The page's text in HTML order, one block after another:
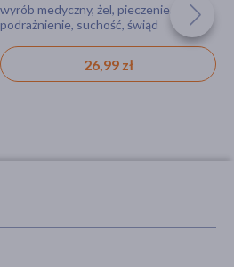
wyrób medyczny, żel, pieczenie,
podrażnienie, suchość, świąd
26,99 zł
wyrób medyczny, żel, pieczenie,
podrażnienie, suchość, świąd
26,99 zł